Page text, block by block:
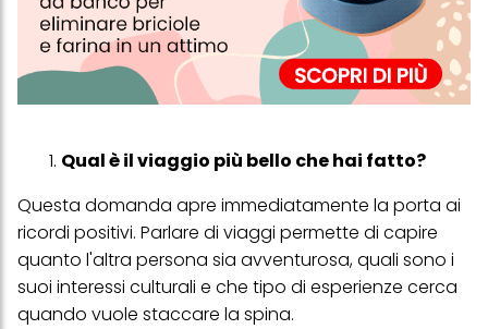
Qual è il viaggio più bello che hai fatto?
Questa domanda apre immediatamente la porta ai
ricordi positivi. Parlare di viaggi permette di capire
quanto l'altra persona sia avventurosa, quali sono i
suoi interessi culturali e che tipo di esperienze cerca
quando vuole staccare la spina.